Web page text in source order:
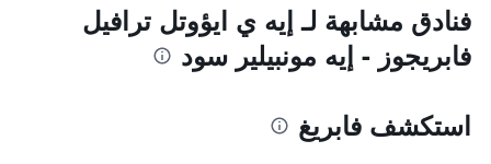
فنادق مشابهة لـ إيه ي ايؤوتل ترافيل
فابريجوز - إيه مونبيلير سود
استكشف فابريغ